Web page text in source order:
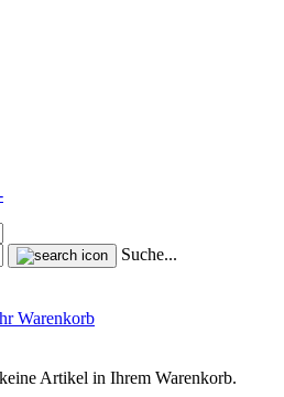
Suche...
Warenkorb
Artikel in Ihrem Warenkorb.